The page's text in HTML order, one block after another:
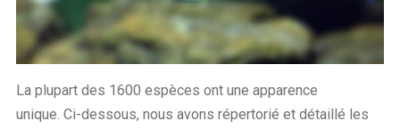
La plupart des 1600 espèces ont une apparence
unique. Ci-dessous, nous avons répertorié et détaillé les